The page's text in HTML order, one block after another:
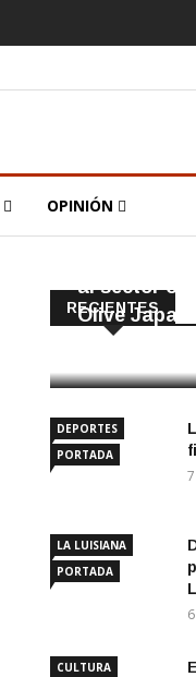
OPINIÓN
RECIENTES
PORTADA
al sector
Olive Japan
DEPORTES
PORTADA
LA LUISIANA
PORTADA
CULTURA